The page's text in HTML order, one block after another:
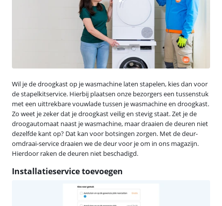
Wil je de droogkast op je wasmachine laten stapelen, kies dan voor
de stapelkitservice. Hierbij plaatsen onze bezorgers een tussenstuk
met een uittrekbare vouwlade tussen je wasmachine en droogkast.
Zo weet je zeker dat je droogkast veilig en stevig staat. Zet je de
droogautomaat naast je wasmachine, maar draaien de deuren niet
dezelfde kant op? Dat kan voor botsingen zorgen. Met de deur-
omdraai-service draaien we de deur voor je om in ons magazijn.
Hierdoor raken de deuren niet beschadigd.
Installatieservice toevoegen